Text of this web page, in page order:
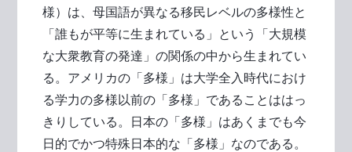
様）は、母国語が異なる移民レベルの多様性と
「誰もが平等に生まれている」という「大規模
な大衆教育の発達」の関係の中から生まれてい
る。アメリカの「多様」は大学全入時代におけ
る学力の多様以前の「多様」であることははっ
きりしている。日本の「多様」はあくまでも今
日的でかつ特殊日本的な「多様」なのである。